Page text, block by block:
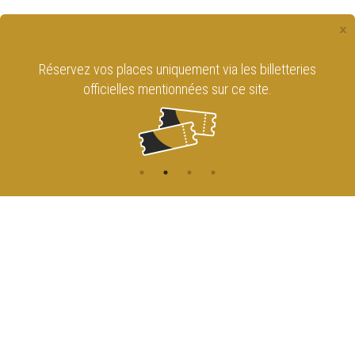
×
Réservez vos places uniquement via les billetteries
officielles mentionnées sur ce site.